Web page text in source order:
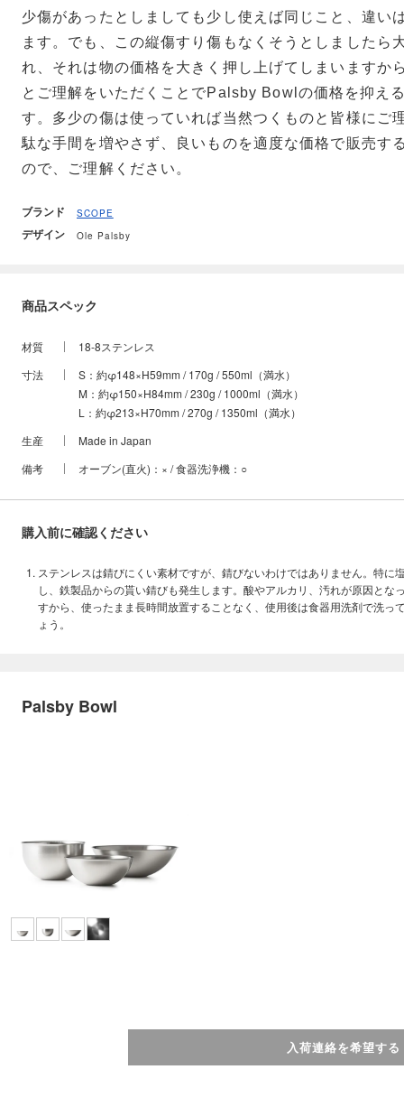
少傷があったとしましても少し使えば同じこと、違い
ます。でも、この縦傷すり傷もなくそうとしましたら
れ、それは物の価格を大きく押し上げてしまいますか
とご理解をいただくことでPalsby Bowlの価格を抑え
す。多少の傷は使っていれば当然つくものと皆様にご
駄な手間を増やさず、良いものを適度な価格で販売す
ので、ご理解ください。
ブランド SCOPE
デザイン Ole Palsby
商品スペック
材質
18-8ステンレス
寸法
S：約φ148×H59mm / 170g / 550ml（満水）
M：約φ150×H84mm / 230g / 1000ml（満水）
L：約φ213×H70mm / 270g / 1350ml（満水）
生産
Made in Japan
備考
オーブン(直火)：× / 食器洗浄機：○
購入前に確認ください
ステンレスは錆びにくい素材ですが、錆びないわけではありません。特に
し、鉄製品からの貰い錆びも発生します。酸やアルカリ、汚れが原因とな
すから、使ったまま長時間放置することなく、使用後は食器用洗剤で洗っ
ょう。
Palsby Bowl
入荷連絡を希望する